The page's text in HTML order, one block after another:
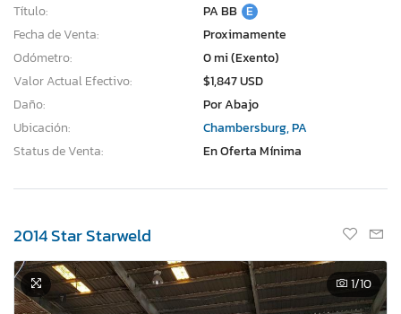
Título:
PA BB E
Fecha de Venta:
Proximamente
Odómetro:
0 mi (Exento)
Valor Actual Efectivo:
$1,847 USD
Daño:
Por Abajo
Ubicación:
Chambersburg, PA
Status de Venta:
En Oferta Mínima
2014 Star Starweld
1/10